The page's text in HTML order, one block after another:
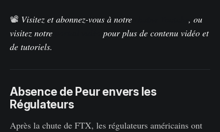
📽️ Visitez et abonnez-vous à notre
, ou
visitez notre
pour plus de contenu vidéo et
de tutoriels.
Absence de Peur envers les
Régulateurs
Après la chute de FTX, les régulateurs américains ont